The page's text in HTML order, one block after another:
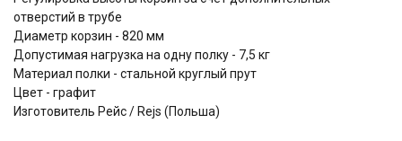
отверстий в трубе
Диаметр корзин - 820 мм
Допустимая нагрузка на одну полку - 7,5 кг
Материал полки - стальной круглый прут
Цвет - графит
Изготовитель Рейс / Rejs (Польша)